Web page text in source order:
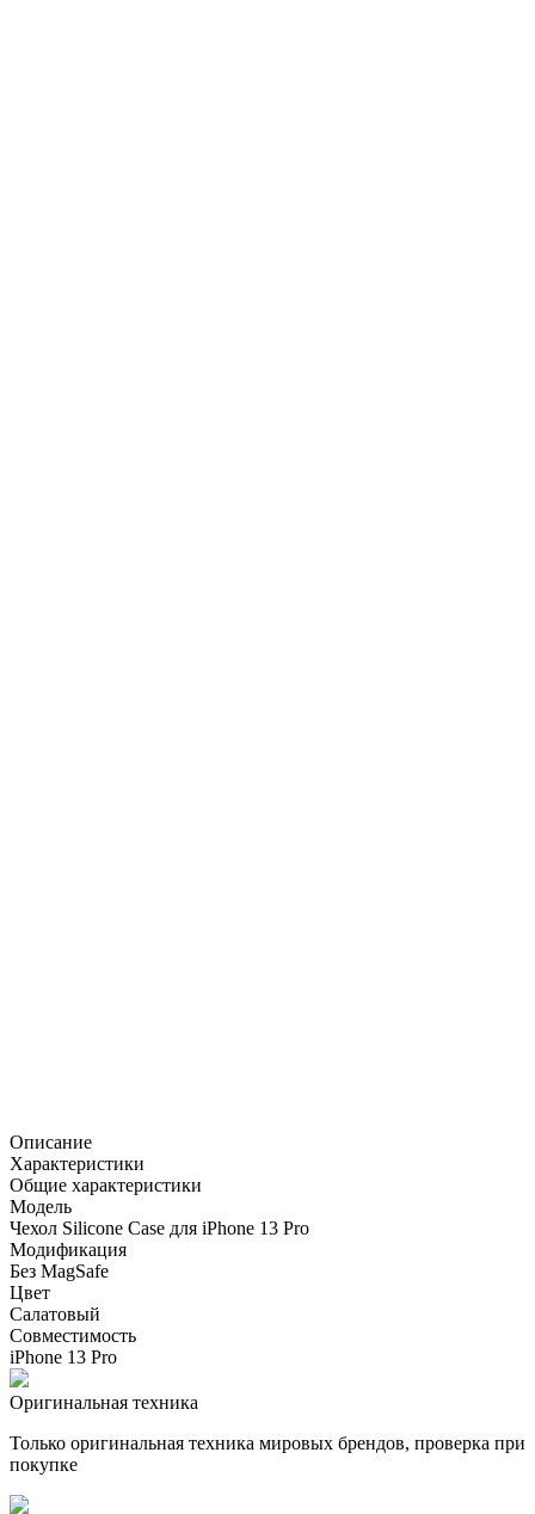
Описание
Характеристики
Общие характеристики
Модель
Чехол Silicone Case для iPhone 13 Pro
Модификация
Без MagSafe
Цвет
Салатовый
Совместимость
iPhone 13 Pro
Оригинальная техника
Только оригинальная техника мировых брендов, проверка при
покупке